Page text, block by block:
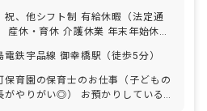
祝、他シフト制 有給休暇（法定通
産休・育休 介護休業 年末年始休暇
有
電鉄宇品線 御幸橋駅（徒歩5分）
保育園の保育士のお仕事（子どもの
がやりがい◎） お預かりしている子